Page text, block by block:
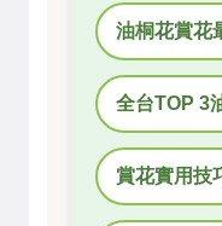
油桐花賞花
全台TOP 3
賞花實用技